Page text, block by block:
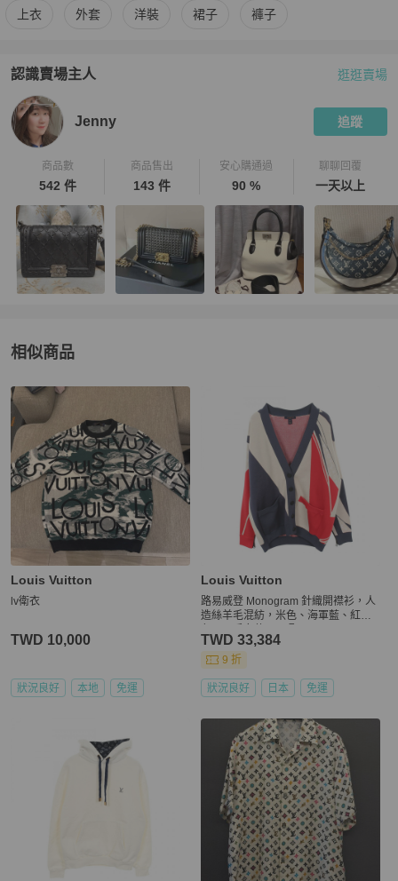
更多 Louis Vuitton 女裝相似商品推薦
上衣 外套 洋裝 裙子 褲子
認識賣場主人
PopChill 拍拍圈嚴選賣家
逛逛賣場
Jenny 追蹤
商品數
542 件
商品售出
143 件
安心購通過
90 %
聊聊回覆
一天以上
相似商品
更多相似Louis Vuitton女裝推薦精品
Louis Vuitton
lv衛衣
TWD 10,000
狀況良好 本地 免運
Louis Vuitton
路易威登 Monogram 針織開襟衫，人
造絲羊毛混紡，米色、海軍藍、紅
TWD 33,384
9 折
狀況良好 日本 免運